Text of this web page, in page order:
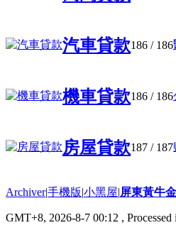
汽車貸款186 / 186
機車貸款186 / 186
房屋貸款187 / 187
Archiver|手機版|小黑屋|屏東黃牛
GMT+8, 2026-8-7 00:12 ,